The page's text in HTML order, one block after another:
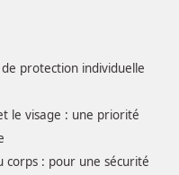
de protection individuelle
le visage : une priorité
corps : pour une sécurité